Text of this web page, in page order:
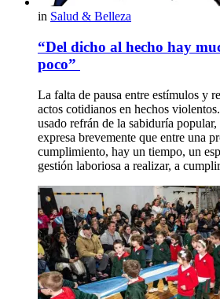
in Salud & Belleza
“Del dicho al hecho hay
poco”
La falta de pausa entre estímulos y
actos cotidianos en hechos
usado refrán de la sabiduría
expresa brevemente que entre una
cumplimiento, hay un tiempo, un
gestión laboriosa a realizar, a